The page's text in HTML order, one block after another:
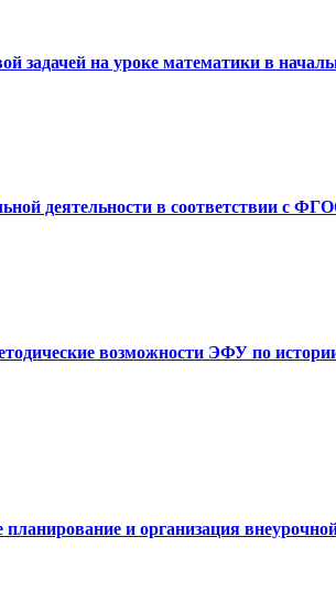
задачей на уроке математики в
деятельности в соответствии с
возможности ЭФУ по
и организация